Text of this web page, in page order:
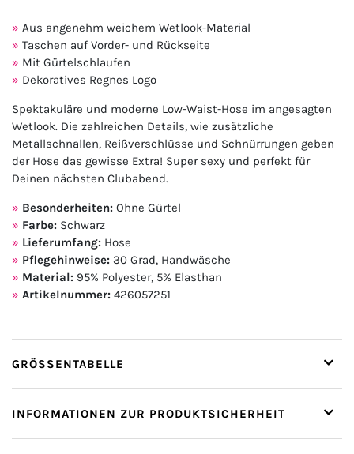
Aus angenehm weichem Wetlook-Material
Taschen auf Vorder- und Rückseite
Mit Gürtelschlaufen
Dekoratives Regnes Logo
Spektakuläre und moderne Low-Waist-Hose im angesagten
Wetlook. Die zahlreichen Details, wie zusätzliche
Metallschnallen, Reißverschlüsse und Schnürrungen geben
der Hose das gewisse Extra! Super sexy und perfekt für
Deinen nächsten Clubabend.
Besonderheiten: Ohne Gürtel
Farbe: Schwarz
Lieferumfang: Hose
Pflegehinweise: 30 Grad, Handwäsche
Material: 95% Polyester, 5% Elasthan
Artikelnummer: 426057251
GRÖSSENTABELLE
INFORMATIONEN ZUR PRODUKTSICHERHEIT